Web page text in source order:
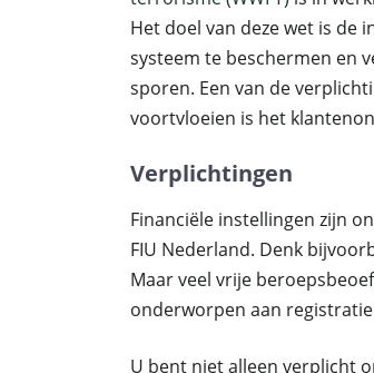
Het doel van deze wet is de
systeem te beschermen en
sporen. Een van de
voortvloeien is het
Verplichtingen
Financiële instellingen zijn
FIU Nederland. Denk
Maar veel vrije
onderworpen aan
U bent niet alleen verplicht